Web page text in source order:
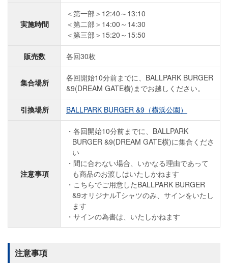
実施時間
＜第一部＞12:40～13:10
＜第二部＞14:00～14:30
＜第三部＞15:20～15:50
販売数 各回30枚
集合場所
各回開始10分前までに、BALLPARK BURGER
&9(DREAM GATE横)までお越しください。
引換場所 BALLPARK BURGER &9（横浜公園）
注意事項
各回開始10分前までに、BALLPARK
BURGER &9(DREAM GATE横)に集合くださ
い
間に合わない場合、いかなる理由であって
も商品のお渡しはいたしかねます
こちらでご用意したBALLPARK BURGER
&9オリジナルTシャツのみ、サインをいたし
ます
サインの為書は、いたしかねます
注意事項